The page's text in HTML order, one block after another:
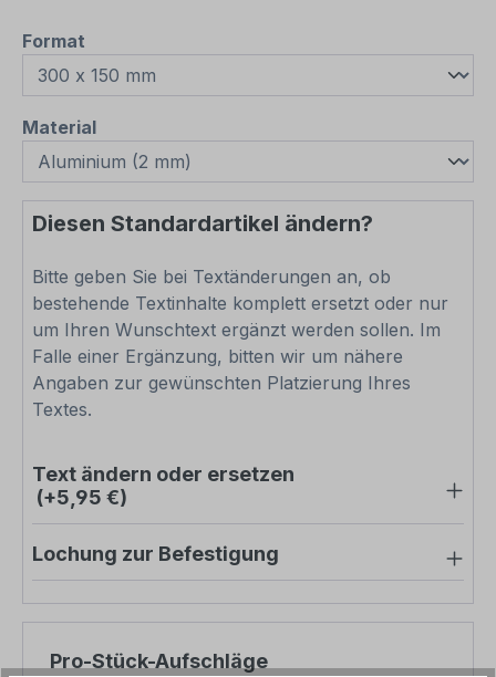
Format
Materialauswählen
Diesen Standardartikel ändern?
Bitte geben Sie bei Textänderungen an, ob
bestehende Textinhalte komplett ersetzt oder nur
um Ihren Wunschtext ergänzt werden sollen. Im
Falle einer Ergänzung, bitten wir um nähere
Angaben zur gewünschten Platzierung Ihres
Textes.
Text ändern oder ersetzen
(+5,95 €)
Lochung zur Befestigung
Pro-Stück-Aufschläge